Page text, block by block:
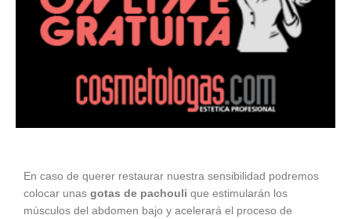
En caso de querer restaurar nuestra sensibilidad podremos
colocar unas gotas de pachouli que estimularán los
músculos del abdomen bajo y acelerará el proceso de